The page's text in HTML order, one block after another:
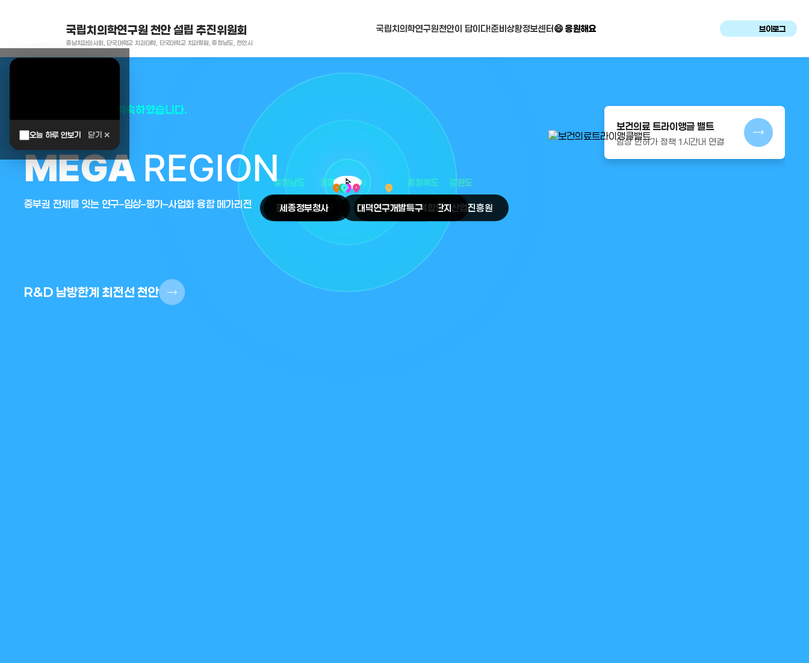
국립치의학연구원 천안 설립 추진위원회
충남치과의사회, 단국대학교 치과대학, 단국대학교 치과병원, 충청남도, 천안시
국립치의학연구원천안이 답이다!준비상황정보센터 😄 응원해요 브이로그
오늘 하루 안보기 닫기 ✕
대한민국은 두번이나 약속하였습니다.
MEGA REGION
중부권 전체를 잇는 연구–임상–평가–사업화 융합 메가리전
R&D 남방한계 최전선 천안
보건의료 트라이앵글 밸트
임상 인허가 정책 1시간내 연결
arrow_selector_tool 강원도
경기도 충청북도
충청남도 대전광역시
place
천안시
place
세종정부청사
place
판교테크노밸리
place
오송첨단의료복합단지
place
대덕연구개발특구
place
원주의료기기산업진흥원